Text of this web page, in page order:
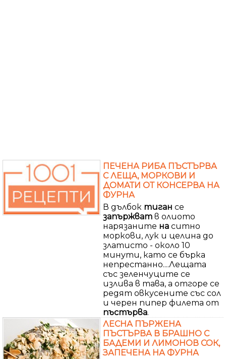
ПЕЧЕНА РИБА ПЪСТЪРВА
С ЛЕЩА, МОРКОВИ И
ДОМАТИ ОТ КОНСЕРВА НА
ФУРНА
В дълбок тиган се
запържват в олиото
нарязаните на ситно
моркови, лук и целина до
златисто - около 10
минути, като се бърка
непрестанно....Лещата
със зеленчуците се
излива в тава, а отгоре се
редят овкусените със сол
и черен пипер филета от
пъстърва.
ЛЕСНА ПЪРЖЕНА
ПЪСТЪРВА В БРАШНО С
БАДЕМИ И ЛИМОНОВ СОК,
ЗАПЕЧЕНА НА ФУРНА